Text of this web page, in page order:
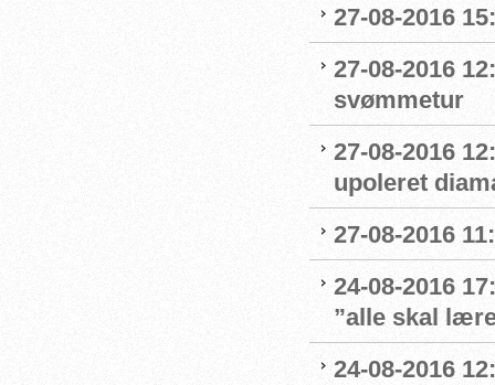
27-08-2016
27-08-2016
svømmetur
27-08-2016
upoleret
27-08-2016
24-08-2016
”alle skal
24-08-2016